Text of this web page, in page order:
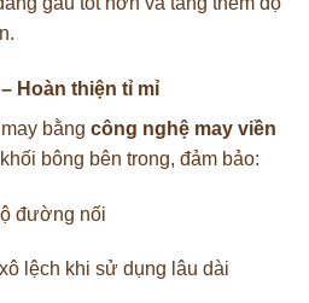
Hoàn thiện tỉ mỉ
bằng công nghệ may viền
bông bên trong, đảm bảo:
đường nối
lệch khi sử dụng lâu dài